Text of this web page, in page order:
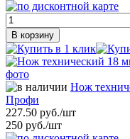
В корзину
Нож
Профи
227.50 руб./шт
250 руб./шт